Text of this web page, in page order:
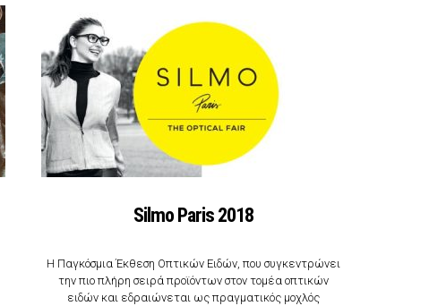
Silmo Paris 2018
Η Παγκόσμια Έκθεση Οπτικών Ειδών, που συγκεντρώνει
την πιο πλήρη σειρά προϊόντων στον τομέα οπτικών
ειδών και εδραιώνεται ως πραγματικός μοχλός